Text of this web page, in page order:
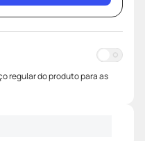
regular do produto para as